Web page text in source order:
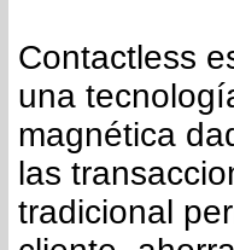
Contactless
una
magnética
las
tradicional